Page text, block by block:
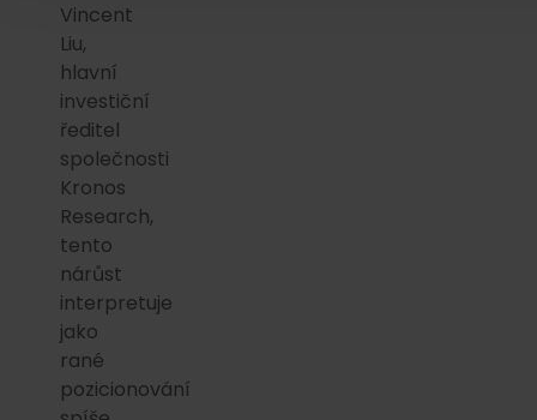
Vincent
Liu,
hlavní
investiční
ředitel
společnosti
Kronos
Research,
tento
nárůst
interpretuje
jako
rané
pozicionování